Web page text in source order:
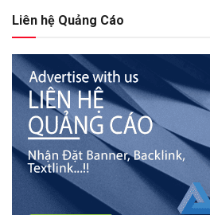
Liên hệ Quảng Cáo